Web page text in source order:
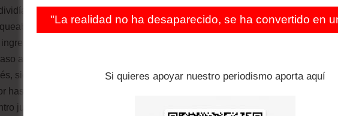
el mundo interior de aquellos desdichados que se encontraban
y el mundo exterior representado en las personas que esperaban
de un día de visitas. El abogado al advertir la presencia de la
a su encuentro, la saludo amablemente inclinando su dorso delante en
siempre acompañados de Regina, vencieron una pequeña fila y las
hasta la caseta de ingreso. El comisario que había sido anunciado por su
junto al portón metálico corredizo. Tras conducirlos a su oficina, llamó al
"La realidad no ha desaparecido, se ha convertido en
Si quieres apoyar nuestro periodismo aporta aquí